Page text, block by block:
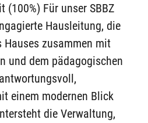
Für unser SBBZ
Hausleitung, die
Hauses zusammen mit
und dem pädagogischen
einem modernen Blick
die Verwaltung,